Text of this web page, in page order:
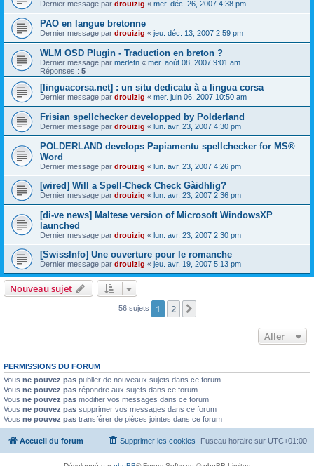
Dernier message par drouizig « mer. déc. 26, 2007 4:38 pm
PAO en langue bretonne
Dernier message par drouizig « jeu. déc. 13, 2007 2:59 pm
WLM OSD Plugin - Traduction en breton ?
Dernier message par merletn « mer. août 08, 2007 9:01 am
Réponses : 5
[linguacorsa.net] : un situ dedicatu à a lingua corsa
Dernier message par drouizig « mer. juin 06, 2007 10:50 am
Frisian spellchecker developped by Polderland
Dernier message par drouizig « lun. avr. 23, 2007 4:30 pm
POLDERLAND develops Papiamentu spellchecker for MS®
Word
Dernier message par drouizig « lun. avr. 23, 2007 4:26 pm
[wired] Will a Spell-Check Check Gàidhlig?
Dernier message par drouizig « lun. avr. 23, 2007 2:36 pm
[di-ve news] Maltese version of Microsoft WindowsXP
launched
Dernier message par drouizig « lun. avr. 23, 2007 2:30 pm
[SwissInfo] Une ouverture pour le romanche
Dernier message par drouizig « jeu. avr. 19, 2007 5:13 pm
Nouveau sujet
56 sujets 1 2
Aller
PERMISSIONS DU FORUM
Vous ne pouvez pas publier de nouveaux sujets dans ce forum
Vous ne pouvez pas répondre aux sujets dans ce forum
Vous ne pouvez pas modifier vos messages dans ce forum
Vous ne pouvez pas supprimer vos messages dans ce forum
Vous ne pouvez pas transférer de pièces jointes dans ce forum
Accueil du forum Fuseau horaire sur UTC+01:00
Supprimer les cookies